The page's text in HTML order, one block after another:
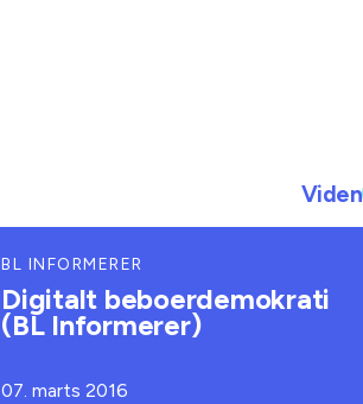
Viden
BL INFORMERER
Digitalt beboerdemokrati
(BL Informerer)
07. marts 2016